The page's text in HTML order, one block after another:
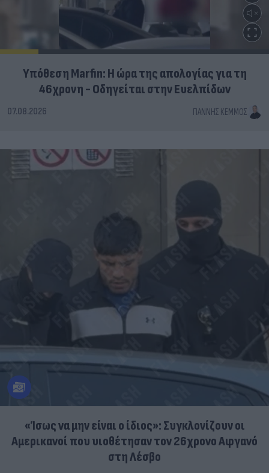
Υπόθεση Marfin: Η ώρα της απολογίας για τη
46χρονη - Οδηγείται στην Ευελπίδων
07.08.2026 ΓΙΆΝΝΗΣ ΚΈΜΜΟΣ
«Ίσως να μην είναι ο ίδιος»: Συγκλονίζουν οι
Αμερικανοί που υιοθέτησαν τον 26χρονο Αφγανό
στη Λέσβο